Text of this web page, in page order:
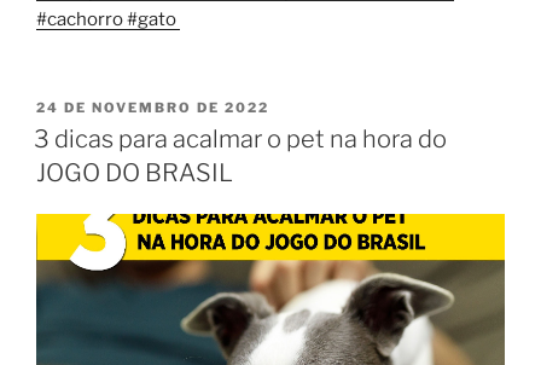
#cachorro#gato
24 DE NOVEMBRO DE 2022
3 dicas para acalmar o pet na hora do
JOGO DO BRASIL